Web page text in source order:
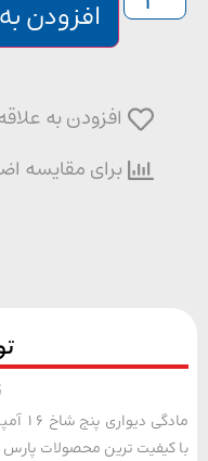
افزودن به
افزودن به علاقه
برای مقایسه اضافه
مادگی دیواری
ترین محصولات پارس